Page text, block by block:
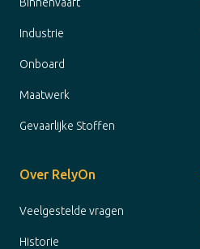
Industrie
Onboard
Maatwerk
Gevaarlijke Stoffen
Over RelyOn
Veelgestelde vragen
Historie